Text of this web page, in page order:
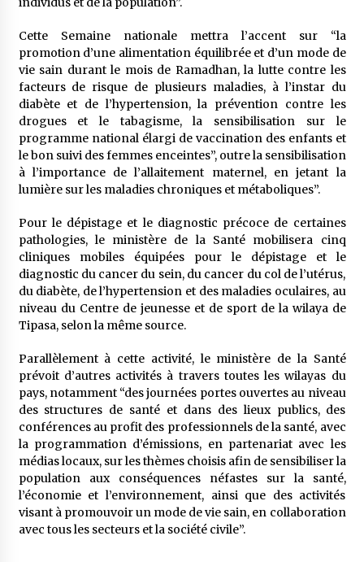
Cette Semaine nationale mettra l’accent sur “la
promotion d’une alimentation équilibrée et d’un mode de
vie sain durant le mois de Ramadhan, la lutte contre les
facteurs de risque de plusieurs maladies, à l’instar du
diabète et de l’hypertension, la prévention contre les
drogues et le tabagisme, la sensibilisation sur le
programme national élargi de vaccination des enfants et
le bon suivi des femmes enceintes”, outre la sensibilisation
à l’importance de l’allaitement maternel, en jetant la
lumière sur les maladies chroniques et métaboliques”.
Pour le dépistage et le diagnostic précoce de certaines
pathologies, le ministère de la Santé mobilisera cinq
cliniques mobiles équipées pour le dépistage et le
diagnostic du cancer du sein, du cancer du col de l’utérus,
du diabète, de l’hypertension et des maladies oculaires, au
niveau du Centre de jeunesse et de sport de la wilaya de
Tipasa, selon la même source.
Parallèlement à cette activité, le ministère de la Santé
prévoit d’autres activités à travers toutes les wilayas du
pays, notamment “des journées portes ouvertes au niveau
des structures de santé et dans des lieux publics, des
conférences au profit des professionnels de la santé, avec
la programmation d’émissions, en partenariat avec les
médias locaux, sur les thèmes choisis afin de sensibiliser la
population aux conséquences néfastes sur la santé,
l’économie et l’environnement, ainsi que des activités
visant à promouvoir un mode de vie sain, en collaboration
avec tous les secteurs et la société civile”.